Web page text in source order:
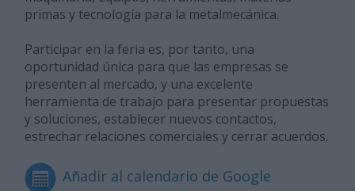
primas y tecnología para la metalmecánica.
Participar en la feria es, por tanto, una
oportunidad única para que las empresas se
presenten al mercado, y una excelente
herramienta de trabajo para presentar propuestas
y soluciones, establecer nuevos contactos,
estrechar relaciones comerciales y cerrar acuerdos.
Añadir al calendario de Google